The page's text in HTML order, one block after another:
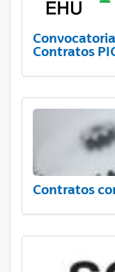
Contratos
Contratos